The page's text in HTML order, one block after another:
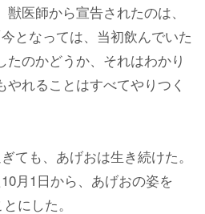
医師から宣告されたのは、
となっては、当初飲んでいた
たのかどうか、それはわかり
やれることはすべてやりつく
ても、あげおは生き続けた。
月1日から、あげおの姿を
にした。